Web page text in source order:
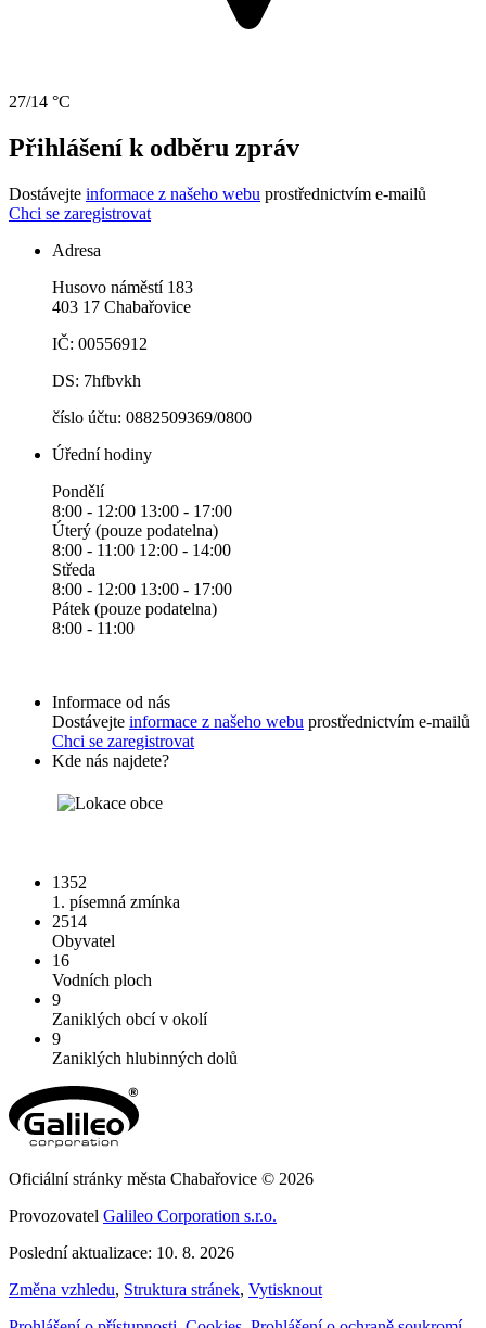
27/14 °C
Přihlášení k odběru zpráv
Dostávejte informace z našeho webu prostřednictvím e-mailů
Chci se zaregistrovat
Adresa
Husovo náměstí 183
403 17 Chabařovice
IČ: 00556912
DS: 7hfbvkh
číslo účtu: 0882509369/0800
Úřední hodiny
Pondělí
8:00 - 12:00 13:00 - 17:00
Úterý (pouze podatelna)
8:00 - 11:00 12:00 - 14:00
Středa
8:00 - 12:00 13:00 - 17:00
Pátek (pouze podatelna)
8:00 - 11:00
Informace od nás
Dostávejte informace z našeho webu prostřednictvím e-mailů
Chci se zaregistrovat
Kde nás najdete?
1352
1. písemná zmínka
2514
Obyvatel
16
Vodních ploch
9
Zaniklých obcí v okolí
9
Zaniklých hlubinných dolů
Oficiální stránky města Chabařovice © 2026
Provozovatel Galileo Corporation s.r.o.
Poslední aktualizace: 10. 8. 2026
Změna vzhledu, Struktura stránek, Vytisknout